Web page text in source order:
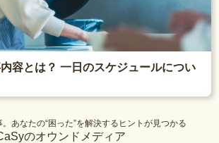
容とは？ 一日のスケジュールについ
あなたの“困った”を解決するヒントが見つかる
のオウンドメディア